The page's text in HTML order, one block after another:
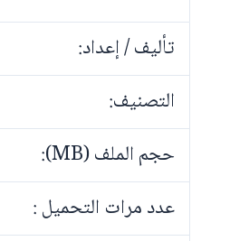
تأليف / إعداد:
التصنيف:
حجم الملف (MB):
عدد مرات التحميل :